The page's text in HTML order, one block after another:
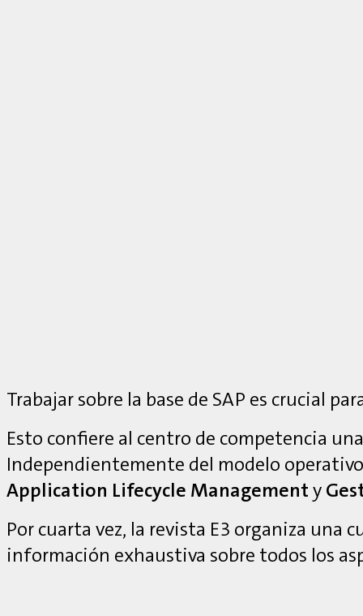
Trabajar sobre la base de SAP es crucial
Esto confiere al centro de competencia
Independientemente del modelo
Application Lifecycle Managementy
Por cuarta vez, la revista E3 organiza una
información exhaustiva sobre todos los